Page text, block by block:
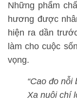
Những phẩm
hương được
hiện ra dần
làm cho cuộc
vọng.
“Cao đo nỗi
Xa nuôi chí